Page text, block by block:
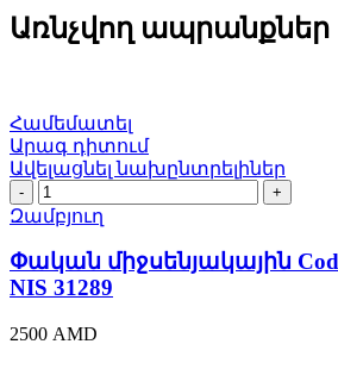
Առնչվող ապրանքներ
Համեմատել
Արագ դիտում
Ավելացնել նախընտրելիներ
Փական
միջսենյակային
Code
Deco
5300-
MC-
31289
Զամբյուղ
Փական միջսենյակային Code
NIS 31289
2500 AMD